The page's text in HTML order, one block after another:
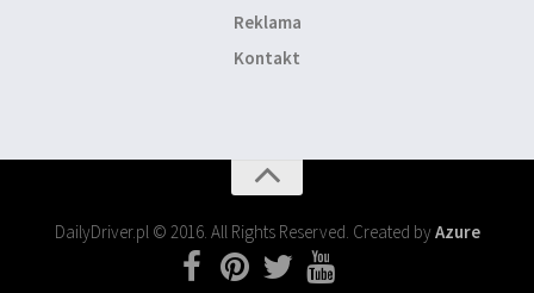
Reklama
Kontakt
DailyDriver.pl © 2016. All Rights Reserved. Created byAzure